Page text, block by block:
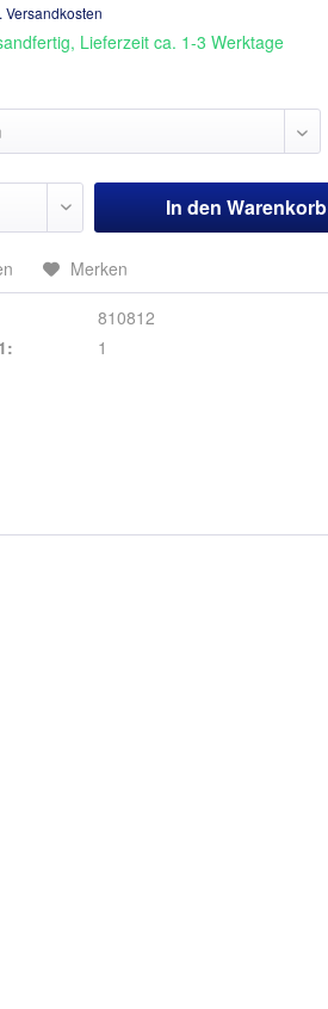
Versandkosten
Lieferzeit ca. 1-3 Werktage
In den Warenkorb
Merken
810812
1